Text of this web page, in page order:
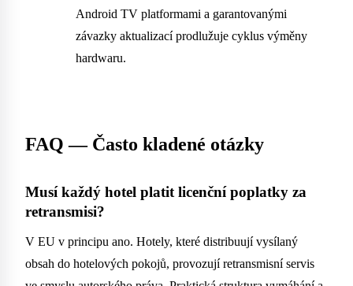
Android TV platformami a garantovanými
závazky aktualizací prodlužuje cyklus výměny
hardwaru.
FAQ — Často kladené otázky
Musí každý hotel platit licenční poplatky za
retransmisi?
V EU v principu ano. Hotely, které distribuují vysílaný
obsah do hotelových pokojů, provozují retransmisní servis